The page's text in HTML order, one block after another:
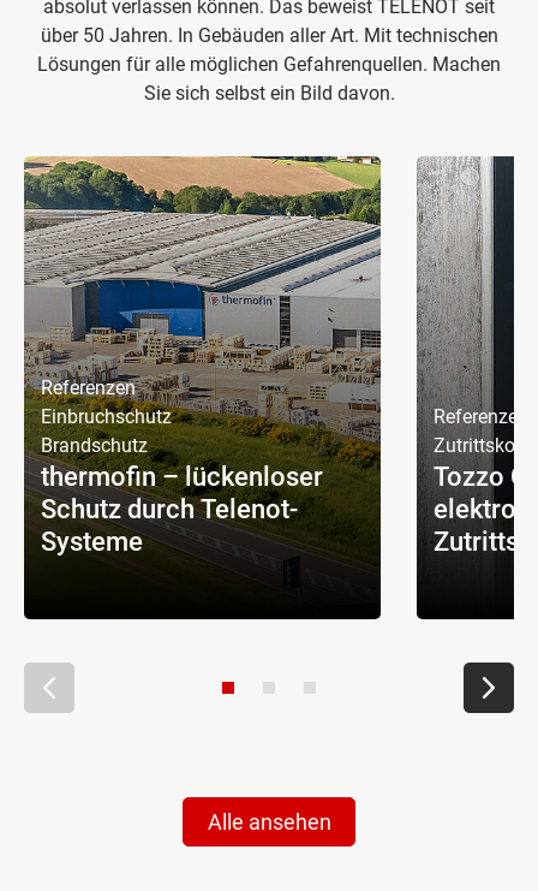
absolut verlassen können. Das beweist TELENOT seit
über 50 Jahren. In Gebäuden aller Art. Mit technischen
Lösungen für alle möglichen Gefahrenquellen. Machen
Sie sich selbst ein Bild davon.
Referenzen
Einbruchschutz
Brandschutz
thermofin – lückenloser
Schutz durch Telenot-
Systeme
Referenzen
Tozzo
Alle ansehen